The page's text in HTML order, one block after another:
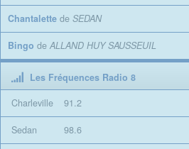
Chantalette de SEDAN
Bingo de ALLAND HUY SAUSSEUIL
Les Fréquences Radio 8
Charleville
91.2
Sedan 98.6